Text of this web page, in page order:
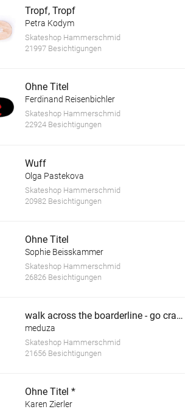
Tropf, Tropf
Petra Kodym
Skateshop Hammerschmid
21997 Besichtigungen
Ohne Titel
Ferdinand Reisenbichler
Skateshop Hammerschmid
22924 Besichtigungen
Wuff
Olga Pastekova
Skateshop Hammerschmid
20982 Besichtigungen
Ohne Titel
Sophie Beisskammer
Skateshop Hammerschmid
26826 Besichtigungen
walk across the boarderline - go crazy *
meduza
Skateshop Hammerschmid
21656 Besichtigungen
Ohne Titel *
Karen Zierler